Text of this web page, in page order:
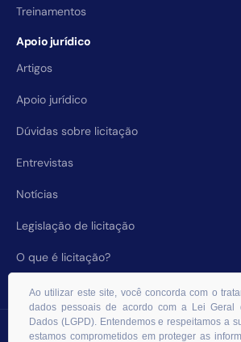
Treinamentos
Apoio jurídico
Artigos
Apoio jurídico
Dúvidas sobre licitação
Entrevistas
Notícias
Legislação de licitação
O que é licitação?
© 2026 RHS Licitações. Todos os direitos
Ao utilizar este site, você concorda com o
dados pessoais de acordo com a Lei Geral
Dados (LGPD). Entendemos e respeitamos a
estamos comprometidos em proteger as